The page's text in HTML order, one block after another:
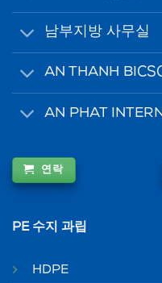
남부지방 사무실
AN THANH
AN PHAT
연락
PE 수지 과립
HDPE